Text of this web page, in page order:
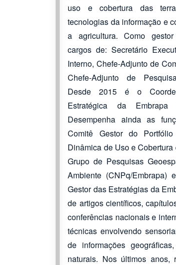
uso e cobertura das
tecnologias da informação e
a agricultura. Como
cargos de: Secretário
Interno, Chefe-Adjunto de
Chefe-Adjunto de
Desde 2015 é o
Estratégica da Embrapa
Desempenha ainda as
Comitê Gestor do
Dinâmica de Uso e
Grupo de Pesquisas
Ambiente (CNPq/
Gestor das Estratégias da
de artigos científicos,
conferências nacionais e
técnicas envolvendo
de informações
naturais. Nos últimos anos,